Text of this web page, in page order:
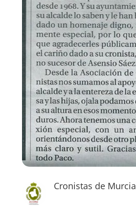
Cronistas de Murcia